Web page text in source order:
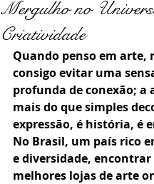
Mergulho no
Criatividade
Quando penso em arte,
consigo evitar uma
profunda de conexão; a
mais do que simples
expressão, é história, é
No Brasil, um país rico
e diversidade, encontrar
melhores lojas de arte